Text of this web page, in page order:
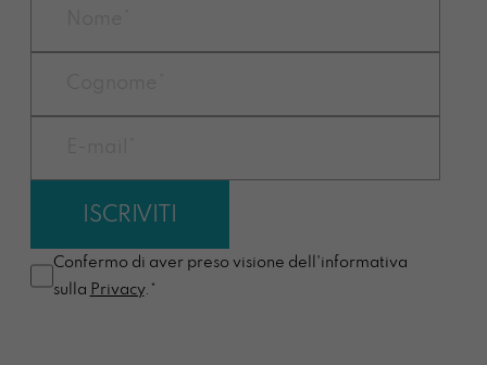
Confermo di aver preso visione dell'informativa
sulla Privacy.*